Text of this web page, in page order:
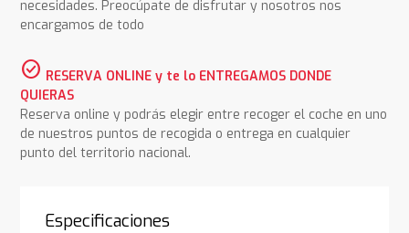
necesidades. Preocúpate de disfrutar y nosotros nos
encargamos de todo
check_circle RESERVA ONLINE y te lo ENTREGAMOS DONDE
QUIERAS
Reserva online y podrás elegir entre recoger el coche en uno
de nuestros puntos de recogida o entrega en cualquier
punto del territorio nacional.
Especificaciones